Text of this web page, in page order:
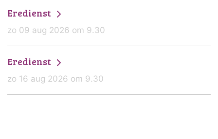
Eredienst
zo 09 aug 2026 om 9.30
Eredienst
zo 16 aug 2026 om 9.30